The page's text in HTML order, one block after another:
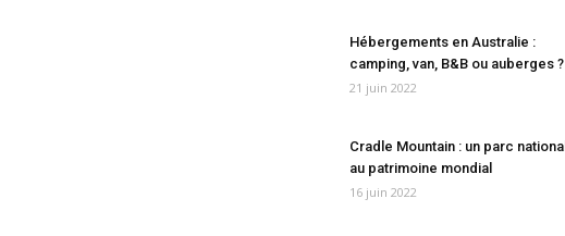
Hébergements en Australie :
camping, van, B&B ou auberges ?
21 juin 2022
Cradle Mountain : un parc national
au patrimoine mondial
16 juin 2022